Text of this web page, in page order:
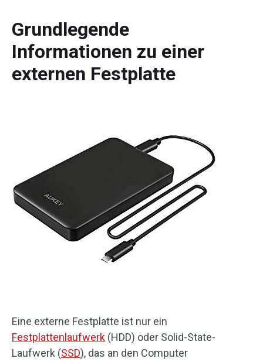
Grundlegende
Informationen zu einer
externen Festplatte
Eine externe Festplatte ist nur ein
Festplattenlaufwerk (HDD) oder Solid-State-
Laufwerk (SSD), das an den Computer